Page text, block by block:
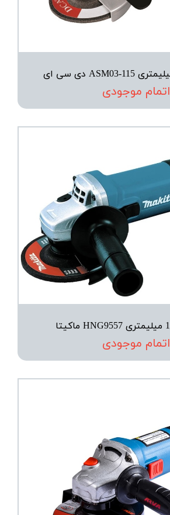
اتمام موجودی
اتمام موجودی